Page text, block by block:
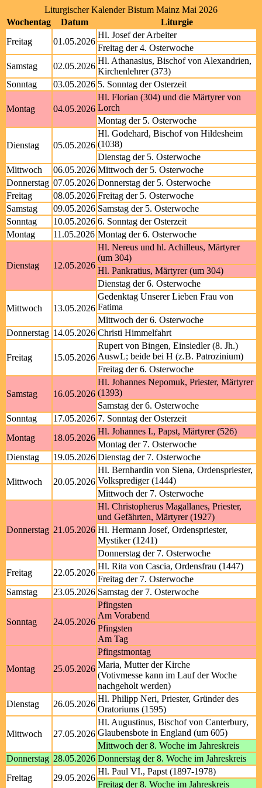
Liturgischer Kalender Bistum Mainz Mai 2026
Wochentag
Datum
Liturgie
Freitag
01.05.2026
Hl. Josef der Arbeiter
Freitag der 4. Osterwoche
Samstag
02.05.2026
Hl. Athanasius, Bischof von Alexandrien,
Kirchenlehrer (373)
Sonntag
03.05.2026 5. Sonntag der Osterzeit
Montag 04.05.2026
Hl. Florian (304) und die Märtyrer von
Lorch
Montag der 5. Osterwoche
Dienstag 05.05.2026
Hl. Godehard, Bischof von Hildesheim
(1038)
Dienstag der 5. Osterwoche
Mittwoch
06.05.2026 Mittwoch der 5. Osterwoche
Donnerstag 07.05.2026 Donnerstag der 5. Osterwoche
Freitag
08.05.2026 Freitag der 5. Osterwoche
Samstag
09.05.2026 Samstag der 5. Osterwoche
Sonntag
10.05.2026 6. Sonntag der Osterzeit
Montag
11.05.2026 Montag der 6. Osterwoche
Dienstag 12.05.2026
Hl. Nereus und hl. Achilleus, Märtyrer
(um 304)
Hl. Pankratius, Märtyrer (um 304)
Dienstag der 6. Osterwoche
Mittwoch 13.05.2026
Gedenktag Unserer Lieben Frau von
Fatima
Mittwoch der 6. Osterwoche
Donnerstag 14.05.2026 Christi Himmelfahrt
Freitag 15.05.2026
Rupert von Bingen, Einsiedler (8. Jh.)
AuswL; beide bei H (z.B. Patrozinium)
Freitag der 6. Osterwoche
Samstag 16.05.2026
Hl. Johannes Nepomuk, Priester, Märtyrer
(1393)
Samstag der 6. Osterwoche
Sonntag
17.05.2026 7. Sonntag der Osterzeit
Montag
18.05.2026
Hl. Johannes I., Papst, Märtyrer (526)
Montag der 7. Osterwoche
Dienstag
19.05.2026 Dienstag der 7. Osterwoche
Mittwoch 20.05.2026
Hl. Bernhardin von Siena, Ordenspriester,
Volksprediger (1444)
Mittwoch der 7. Osterwoche
Donnerstag 21.05.2026
Hl. Christopherus Magallanes, Priester,
und Gefährten, Märtyrer (1927)
Hl. Hermann Josef, Ordenspriester,
Mystiker (1241)
Donnerstag der 7. Osterwoche
Freitag
22.05.2026
Hl. Rita von Cascia, Ordensfrau (1447)
Freitag der 7. Osterwoche
Samstag
23.05.2026 Samstag der 7. Osterwoche
Sonntag 24.05.2026
Pfingsten
Am Vorabend
Pfingsten
Am Tag
Montag 25.05.2026
Pfingstmontag
Maria, Mutter der Kirche
(Votivmesse kann im Lauf der Woche
nachgeholt werden)
Dienstag
26.05.2026
Hl. Philipp Neri, Priester, Gründer des
Oratoriums (1595)
Mittwoch 27.05.2026
Hl. Augustinus, Bischof von Canterbury,
Glaubensbote in England (um 605)
Mittwoch der 8. Woche im Jahreskreis
Donnerstag 28.05.2026 Donnerstag der 8. Woche im Jahreskreis
Freitag
29.05.2026
Hl. Paul VI., Papst (1897-1978)
Freitag der 8. Woche im Jahreskreis